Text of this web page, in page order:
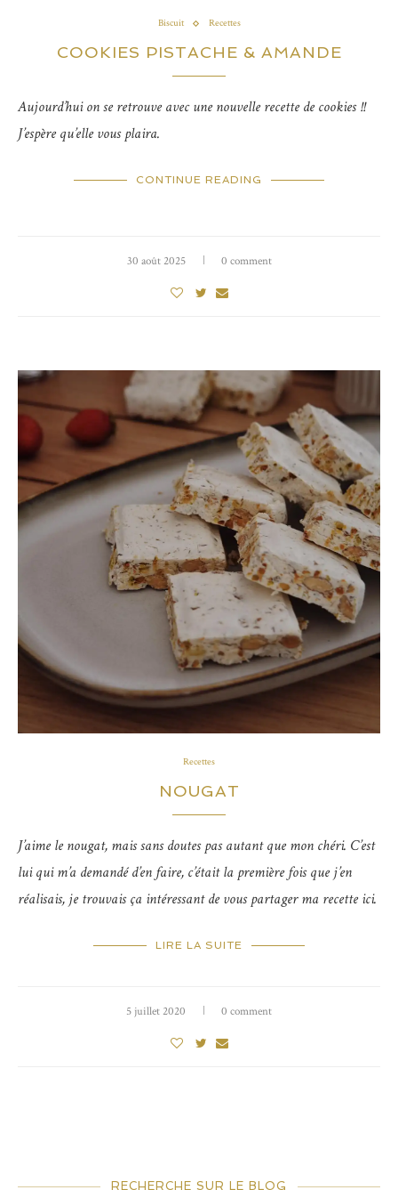
Biscuit Recettes
COOKIES PISTACHE & AMANDE
Aujourd’hui on se retrouve avec une nouvelle recette de cookies !!
J’espère qu’elle vous plaira.
CONTINUE READING
30 août 2025 0 comment
Recettes
NOUGAT
J’aime le nougat, mais sans doutes pas autant que mon chéri. C’est
lui qui m’a demandé d’en faire, c’était la première fois que j’en
réalisais, je trouvais ça intéressant de vous partager ma recette ici.
LIRE LA SUITE
5 juillet 2020 0 comment
RECHERCHE SUR LE BLOG